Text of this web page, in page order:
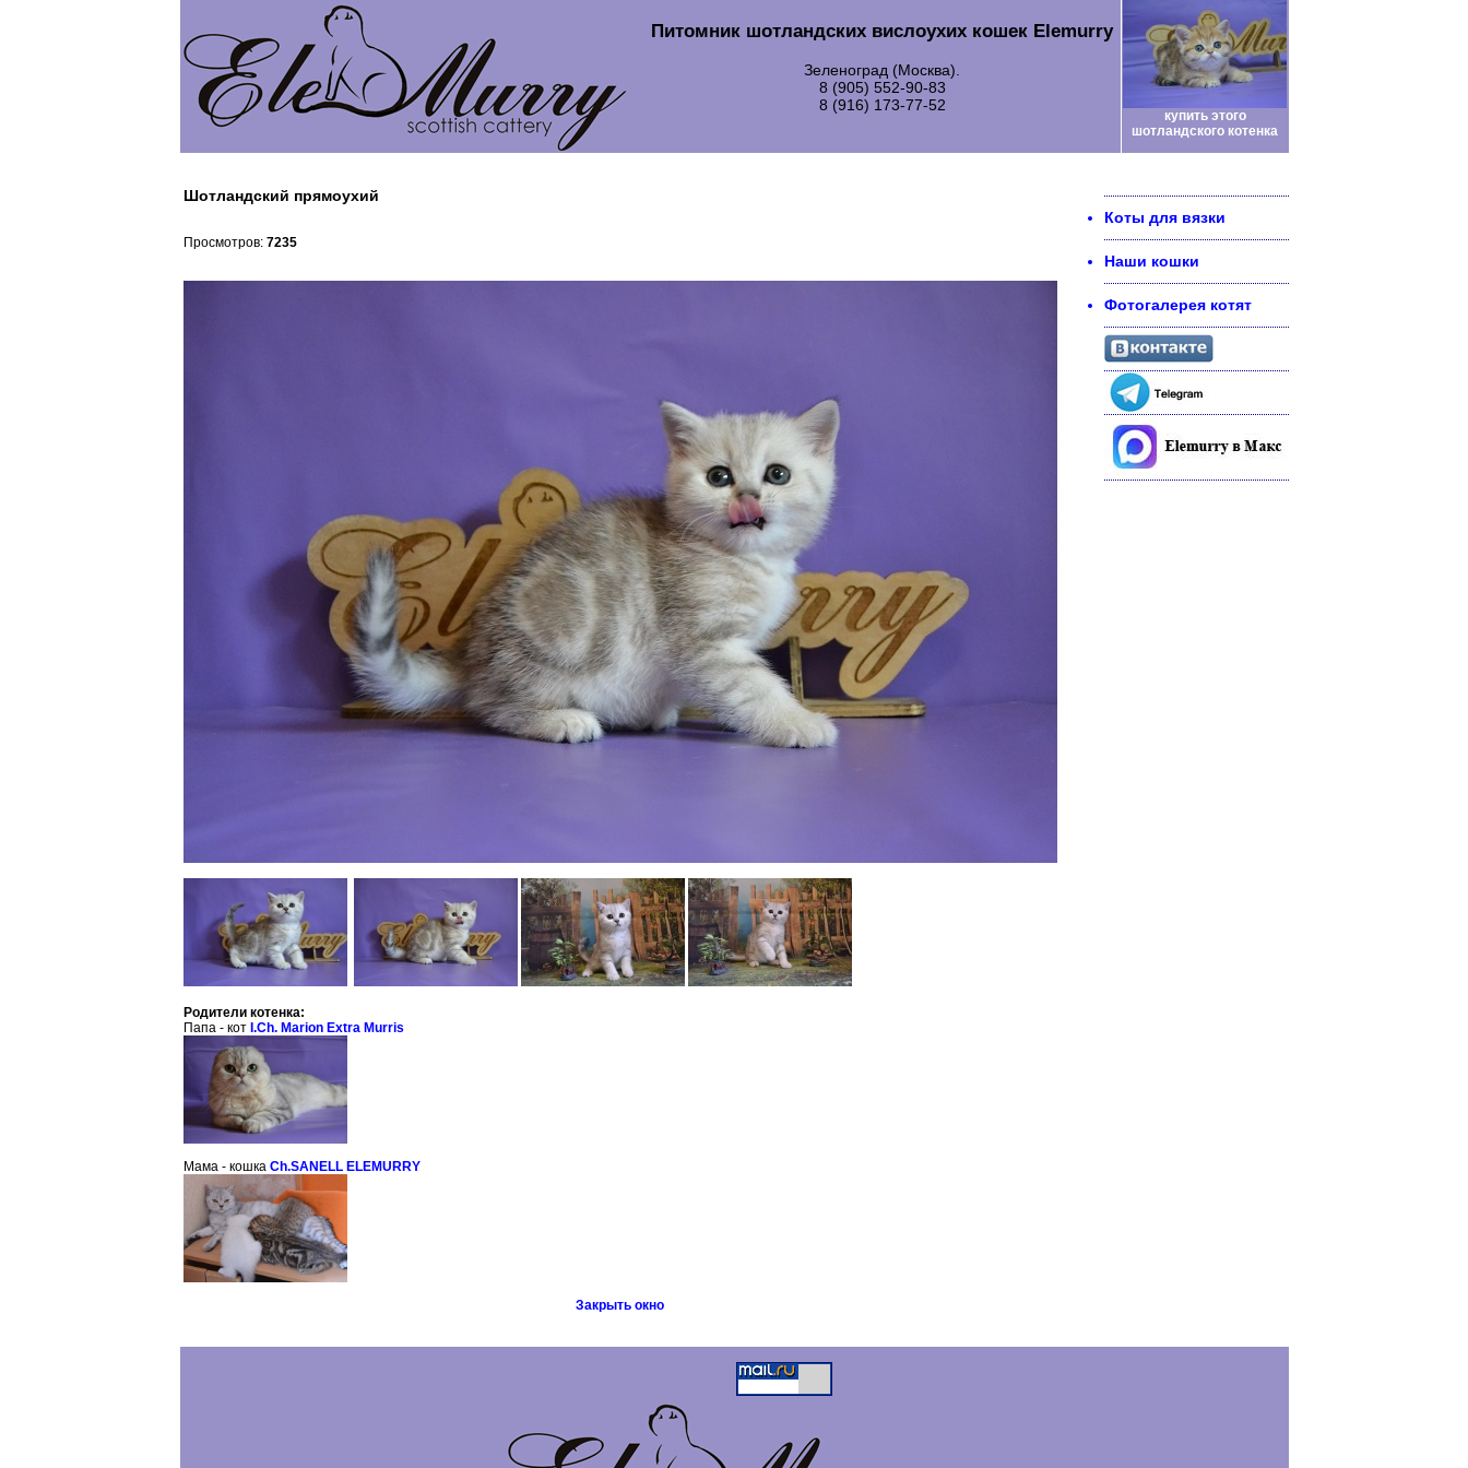
Питомник шотландских вислоухих кошек Elemurry
Зеленоград (Москва).
8 (905) 552-90-83
8 (916) 173-77-52
купить этого
шотландского котенка
Шотландский прямоухий
Просмотров: 7235
Родители котенка:
Папа - кот I.Ch. Marion Extra Murris
Мама - кошка Ch.SANELL ELEMURRY
Закрыть окно
Коты для вязки
Наши кошки
Фотогалерея котят